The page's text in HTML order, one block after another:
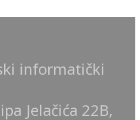
informatički
Jelačića 22B,